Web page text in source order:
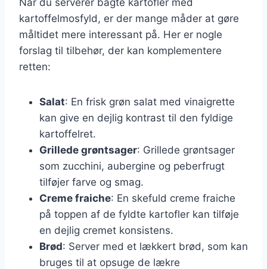
kartoffelmosfyld, er der mange måder at gøre
måltidet mere interessant på. Her er nogle
forslag til tilbehør, der kan komplementere
retten:
Salat: En frisk grøn salat med vinaigrette
kan give en dejlig kontrast til den fyldige
kartoffelret.
Grillede grøntsager: Grillede grøntsager
som zucchini, aubergine og peberfrugt
tilføjer farve og smag.
Creme fraiche: En skefuld creme fraiche
på toppen af de fyldte kartofler kan tilføje
en dejlig cremet konsistens.
Brød: Server med et lækkert brød, som kan
bruges til at opsuge de lækre